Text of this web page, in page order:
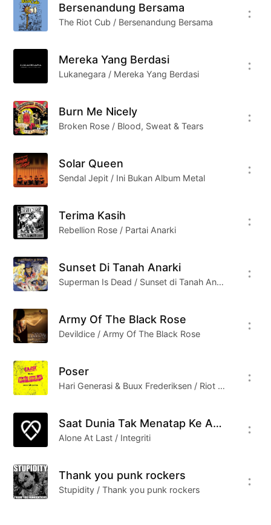
Bersenandung Bersama
The Riot Cub / Bersenandung Bersama
Mereka Yang Berdasi
Lukanegara / Mereka Yang Berdasi
Burn Me Nicely
Broken Rose / Blood, Sweat & Tears
Solar Queen
Sendal Jepit / Ini Bukan Album Metal
Terima Kasih
Rebellion Rose / Partai Anarki
Sunset Di Tanah Anarki
Superman Is Dead / Sunset di Tanah Anarki
Army Of The Black Rose
Devildice / Army Of The Black Rose
Poser
Hari Generasi & Buux Frederiksen / Riot Gone Bastards Here
Saat Dunia Tak Menatap Ke Arahmu
Alone At Last / Integriti
Thank you punk rockers
Stupidity / Thank you punk rockers